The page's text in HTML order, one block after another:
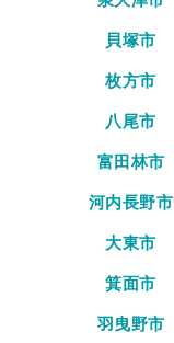
貝塚市
枚方市
八尾市
富田林市
河内長野市
大東市
箕面市
羽曳野市